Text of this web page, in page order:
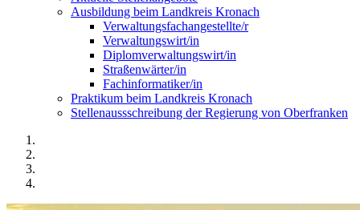
Ausbildung beim Landkreis Kronach
Verwaltungsfachangestellte/r
Verwaltungswirt/in
Diplomverwaltungswirt/in
Straßenwärter/in
Fachinformatiker/in
Praktikum beim Landkreis Kronach
Stellenaussschreibung der Regierung von Oberfranken